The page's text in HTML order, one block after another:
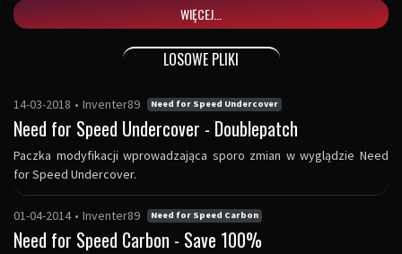
WIĘCEJ...
LOSOWE PLIKI
14-03-2018 • Inventer89 Need for Speed Undercover
Need for Speed Undercover - Doublepatch
Paczka modyfikacji wprowadzająca sporo zmian w wyglądzie Need
for Speed Undercover.
01-04-2014 • Inventer89 Need for Speed Carbon
Need for Speed Carbon - Save 100%